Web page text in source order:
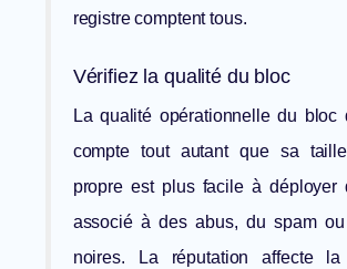
registre comptent tous.
Vérifiez la qualité du bloc
La qualité opérationnelle du bloc
compte tout autant que sa
propre est plus facile à déployer
associé à des abus, du spam
noires. La réputation affecte